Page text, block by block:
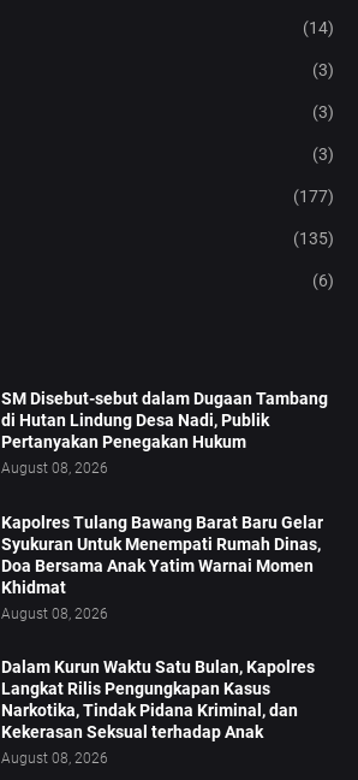
(14)
(3)
(3)
(3)
(177)
(135)
(6)
SM Disebut-sebut dalam Dugaan Tambang
di Hutan Lindung Desa Nadi, Publik
Pertanyakan Penegakan Hukum
August 08, 2026
Kapolres Tulang Bawang Barat Baru Gelar
Syukuran Untuk Menempati Rumah Dinas,
Doa Bersama Anak Yatim Warnai Momen
Khidmat
August 08, 2026
Dalam Kurun Waktu Satu Bulan, Kapolres
Langkat Rilis Pengungkapan Kasus
Narkotika, Tindak Pidana Kriminal, dan
Kekerasan Seksual terhadap Anak
August 08, 2026